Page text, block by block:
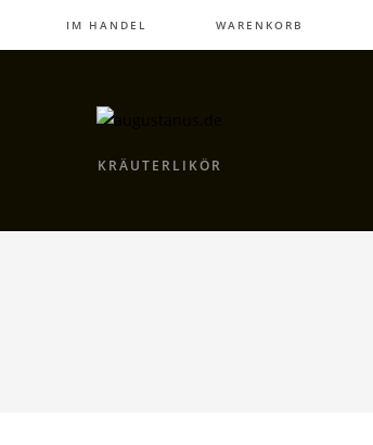
IM HANDEL WARENKORB
KRÄUTERLIKÖR